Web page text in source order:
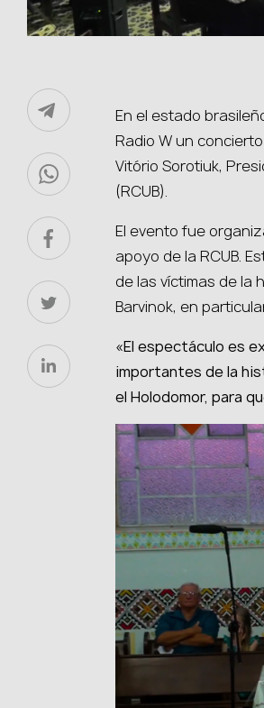
En el estado
Radio W un
Vitório Sorotiuk,
(RCUB).
El evento fue
apoyo de la RCUB.
de las víctimas de la
Barvinok, en
«El espectáculo es
importantes de la
el Holodomor, para